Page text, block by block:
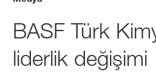
BASF Türk
liderlik değişimi